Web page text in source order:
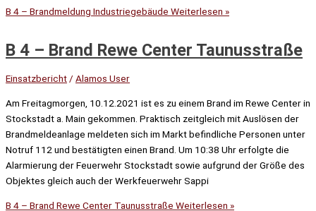
B 4 – Brandmeldung Industriegebäude Weiterlesen »
B 4 – Brand Rewe Center Taunusstraße
Einsatzbericht / Alamos User
Am Freitagmorgen, 10.12.2021 ist es zu einem Brand im Rewe Center in
Stockstadt a. Main gekommen. Praktisch zeitgleich mit Auslösen der
Brandmeldeanlage meldeten sich im Markt befindliche Personen unter
Notruf 112 und bestätigten einen Brand. Um 10:38 Uhr erfolgte die
Alarmierung der Feuerwehr Stockstadt sowie aufgrund der Größe des
Objektes gleich auch der Werkfeuerwehr Sappi
B 4 – Brand Rewe Center Taunusstraße Weiterlesen »